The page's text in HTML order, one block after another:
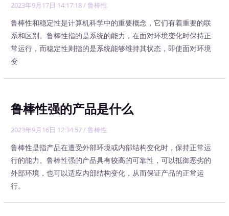
2023年9月17日 14:17:18/鲁棒性
鲁棒性和稳定性是计算机科学中的重要概念，它们有着重要的联
系和区别。鲁棒性指的是系统的能力，在面对环境变化时保持正
常运行，而稳定性则指的是系统能够维持其状态，即使面对环境
变
鲁棒性强的产品是什么
2023年9月16日 12:34:57/鲁棒性
鲁棒性是指产品在遭受外部环境或内部结构变化时，保持正常运
行的能力。鲁棒性强的产品具有较高的可靠性，可以抵御恶劣的
外部环境，也可以适应内部结构变化，从而保证产品的正常运
行。